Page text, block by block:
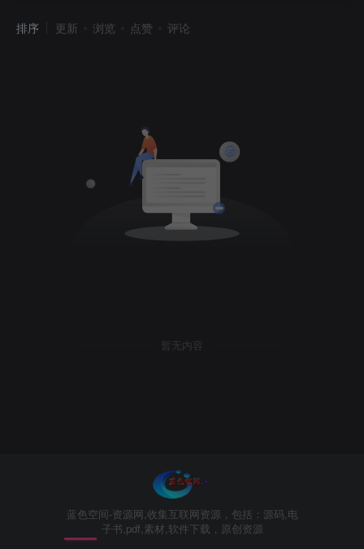
排序 更新 浏览 点赞 评论
暂无内容
蓝色空间-资源网,收集互联网资源，包括：源码,电
子书,pdf,素材,软件下载，原创资源